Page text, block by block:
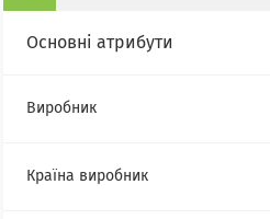
Основні атрибути
Виробник
Країна виробник